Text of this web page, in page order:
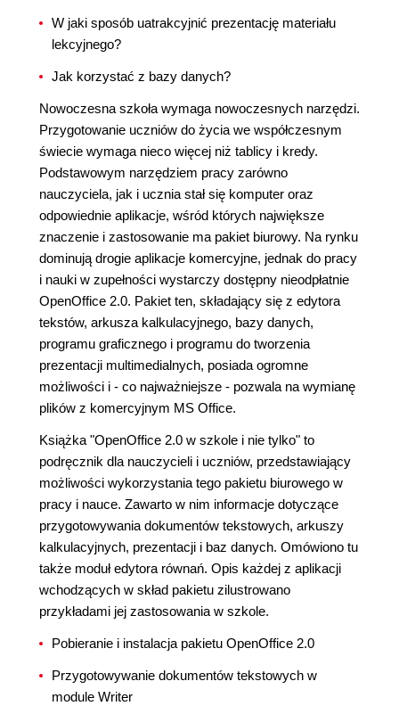
W jaki sposób uatrakcyjnić prezentację materiału
lekcyjnego?
Jak korzystać z bazy danych?
Nowoczesna szkoła wymaga nowoczesnych narzędzi.
Przygotowanie uczniów do życia we współczesnym
świecie wymaga nieco więcej niż tablicy i kredy.
Podstawowym narzędziem pracy zarówno
nauczyciela, jak i ucznia stał się komputer oraz
odpowiednie aplikacje, wśród których największe
znaczenie i zastosowanie ma pakiet biurowy. Na rynku
dominują drogie aplikacje komercyjne, jednak do pracy
i nauki w zupełności wystarczy dostępny nieodpłatnie
OpenOffice 2.0. Pakiet ten, składający się z edytora
tekstów, arkusza kalkulacyjnego, bazy danych,
programu graficznego i programu do tworzenia
prezentacji multimedialnych, posiada ogromne
możliwości i - co najważniejsze - pozwala na wymianę
plików z komercyjnym MS Office.
Książka "OpenOffice 2.0 w szkole i nie tylko" to
podręcznik dla nauczycieli i uczniów, przedstawiający
możliwości wykorzystania tego pakietu biurowego w
pracy i nauce. Zawarto w nim informacje dotyczące
przygotowywania dokumentów tekstowych, arkuszy
kalkulacyjnych, prezentacji i baz danych. Omówiono tu
także moduł edytora równań. Opis każdej z aplikacji
wchodzących w skład pakietu zilustrowano
przykładami jej zastosowania w szkole.
Pobieranie i instalacja pakietu OpenOffice 2.0
Przygotowywanie dokumentów tekstowych w
module Writer